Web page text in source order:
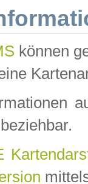
können
beziehbar.